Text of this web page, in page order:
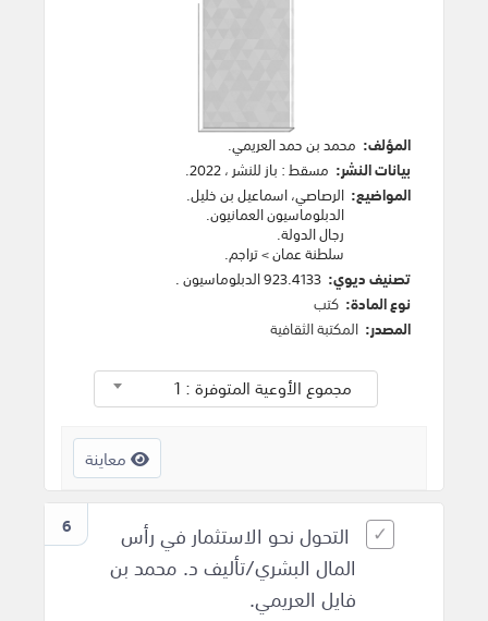
المؤلف: محمد بن حمد العريمي.
بيانات النشر: مسقط: باز للنشر ،2022
.
المواضيع: الرصاصي، اسماعيل بن خليل.
الدبلوماسيون العمانيون.
رجال الدولة.
سلطنة عمان>تراجم.
تصنيف ديوي: 923.4133 الدبلوماسيون .
نوع المادة: كتب
المصدر: المكتبة الثقافية
مجموع الأوعية المتوفرة : 1
معاينة
6
التحول نحو الاستثمار في رأس
المال البشري/تأليف د. محمد بن
فايل العريمي.